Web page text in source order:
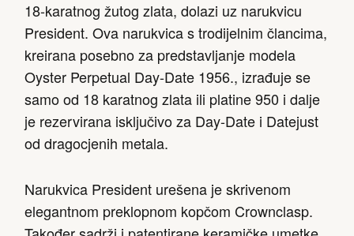
18-karatnog žutog zlata, dolazi uz narukvicu
President. Ova narukvica s trodijelnim člancima,
kreirana posebno za predstavljanje modela
Oyster Perpetual Day-Date 1956., izrađuje se
samo od 18 karatnog zlata ili platine 950 i dalje
je rezervirana isključivo za Day-Date i Datejust
od dragocjenih metala.
Narukvica President urešena je skrivenom
elegantnom preklopnom kopčom Crownclasp.